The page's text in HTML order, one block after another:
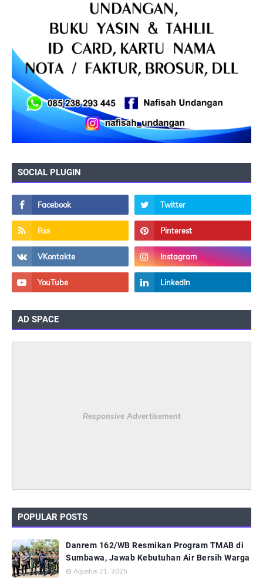
SOCIAL PLUGIN
AD SPACE
Responsive Advertisement
POPULAR POSTS
Danrem 162/WB Resmikan Program TMAB di
Sumbawa, Jawab Kebutuhan Air Bersih Warga
Agustus 21, 2025